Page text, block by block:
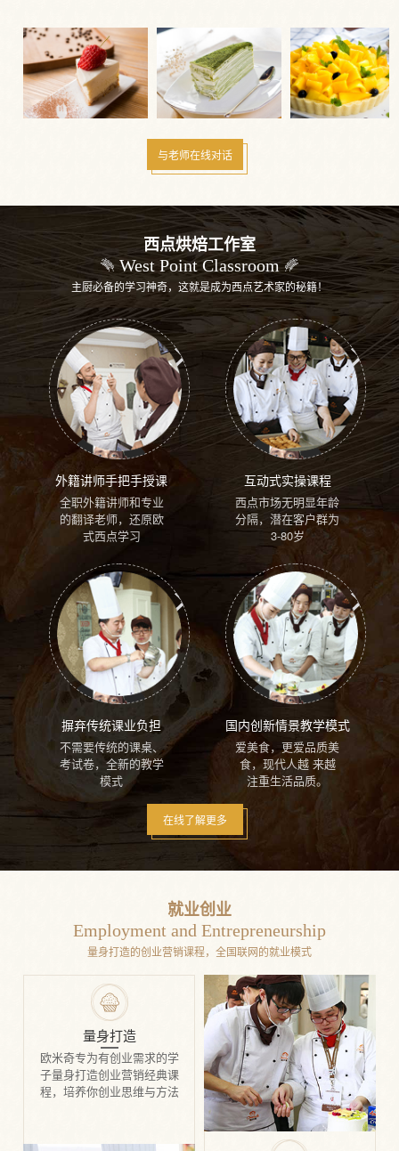
与老师在线对话
西点烘焙工作室
West Point Classroom
主厨必备的学习神奇，这就是成为西点艺术家的秘籍！
外籍讲师手把手授课
全职外籍讲师和专业
的翻译老师，还原欧
式西点学习
互动式实操课程
西点市场无明显年龄
分隔，潜在客户群为
3-80岁
摒弃传统课业负担
不需要传统的课桌、
考试卷，全新的教学
模式
国内创新情景教学模式
爱美食，更爱品质美
食，现代人越 来越
注重生活品质。
在线了解更多
就业创业
Employment and Entrepreneurship
量身打造的创业营销课程，全国联网的就业模式
量身打造
欧米奇专为有创业需求的学
子量身打造创业营销经典课
程，培养你创业思维与方法